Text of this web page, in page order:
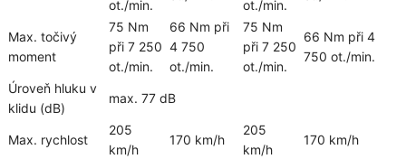
ot./min. ot./min.
Max. točivý
moment
75 Nm
při 7 250
ot./min.
66 Nm při
4 750
ot./min.
75 Nm
při 7 250
ot./min.
66 Nm při 4
750 ot./min.
Úroveň hluku v
klidu (dB)
max. 77 dB
Max. rychlost
205
km/h
170 km/h
205
km/h
170 km/h